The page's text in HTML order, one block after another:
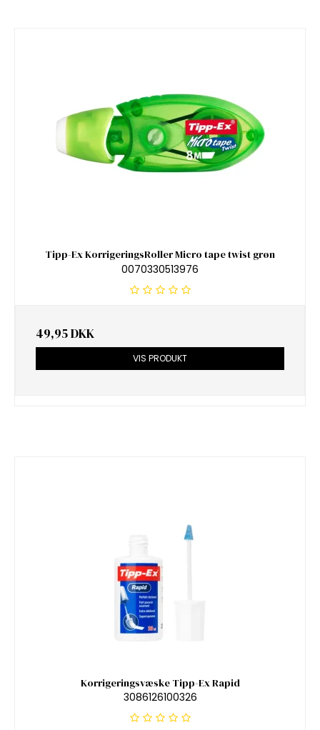
Tipp-Ex KorrigeringsRoller Micro tape twist grøn
0070330513976
49,95 DKK
VIS PRODUKT
Korrigeringsvæske Tipp-Ex Rapid
3086126100326